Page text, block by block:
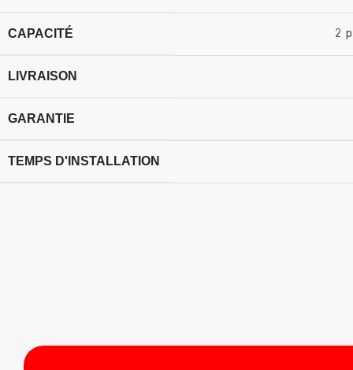
CAPACITÉ 2
LIVRAISON
GARANTIE
TEMPS D'INSTALLATION